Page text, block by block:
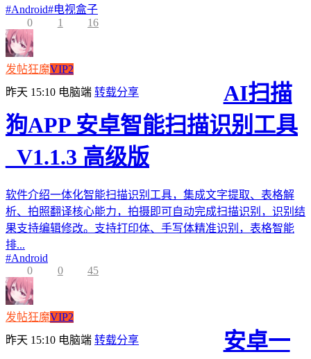
#Android#电视盒子
0
1 16
发帖狂魔VIP2
昨天 15:10 电脑端 转载分享
AI扫描
狗APP 安卓智能扫描识别工具
_V1.1.3 高级版
软件介绍一体化智能扫描识别工具，集成文字提取、表格解
析、拍照翻译核心能力，拍摄即可自动完成扫描识别，识别结
果支持编辑修改。支持打印体、手写体精准识别，表格智能
排...
#Android
0
0 45
发帖狂魔VIP2
昨天 15:10 电脑端 转载分享
安卓一